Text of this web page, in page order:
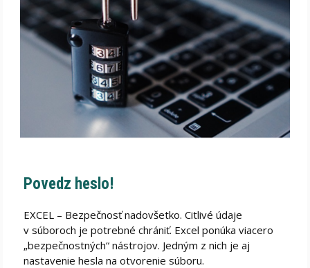
Povedz heslo!
EXCEL – Bezpečnosť nadovšetko. Citlivé údaje
v súboroch je potrebné chrániť. Excel ponúka viacero
„bezpečnostných“ nástrojov. Jedným z nich je aj
nastavenie hesla na otvorenie súboru.